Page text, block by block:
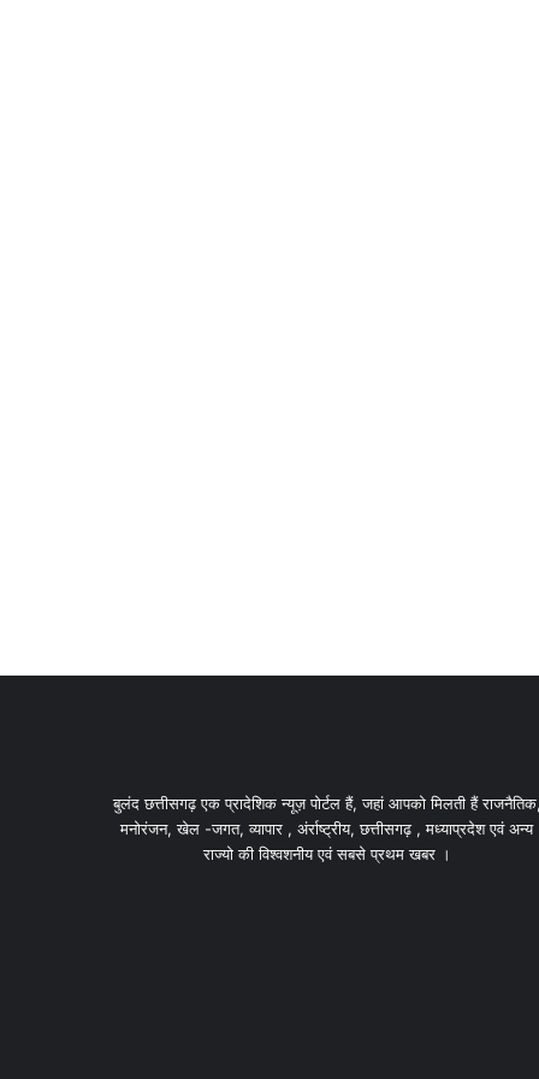
बुलंद छत्तीसगढ़ एक प्रादेशिक न्यूज़ पोर्टल हैं, जहां आपको मिलती हैं
मनोरंजन, खेल -जगत, व्यापार , अंर्राष्ट्रीय, छत्तीसगढ़ , मध्याप्रदेश एवं अन्य
राज्यो की विश्वशनीय एवं सबसे प्रथम खबर ।